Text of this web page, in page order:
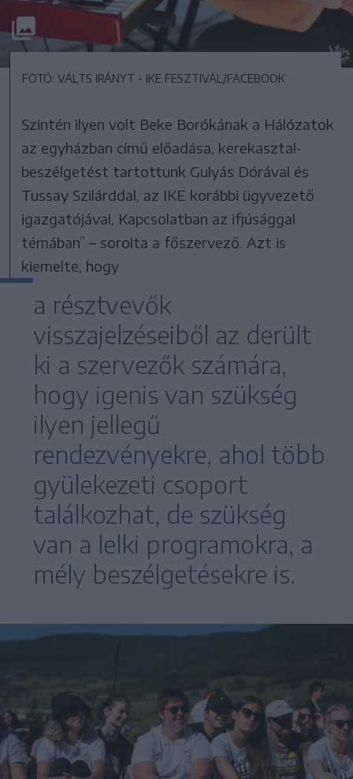
FOTÓ: VÁLTS IRÁNYT - IKE FESZTIVÁL/FACEBOOK
Szintén ilyen volt Beke Borókának a Hálózatok
az egyházban című előadása, kerekasztal-
beszélgetést tartottunk Gulyás Dórával és
Tussay Szilárddal, az IKE korábbi ügyvezető
igazgatójával, Kapcsolatban az ifjúsággal
témában” – sorolta a főszervező. Azt is
kiemelte, hogy
a résztvevők
visszajelzéseiből az derült
ki a szervezők számára,
hogy igenis van szükség
ilyen jellegű
rendezvényekre, ahol több
gyülekezeti csoport
találkozhat, de szükség
van a lelki programokra, a
mély beszélgetésekre is.